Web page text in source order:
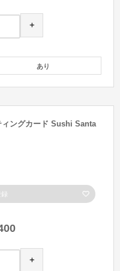
+
あり
ィングカード Sushi Santa
+